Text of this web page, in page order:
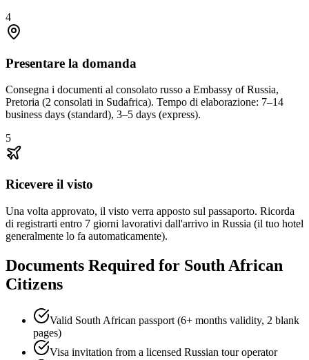
4
Presentare la domanda
Consegna i documenti al consolato russo a Embassy of Russia,
Pretoria (2 consolati in Sudafrica). Tempo di elaborazione: 7–14
business days (standard), 3–5 days (express).
5
Ricevere il visto
Una volta approvato, il visto verra apposto sul passaporto. Ricorda
di registrarti entro 7 giorni lavorativi dall'arrivo in Russia (il tuo hotel
generalmente lo fa automaticamente).
Documents Required for South African
Citizens
Valid South African passport (6+ months validity, 2 blank
pages)
Visa invitation from a licensed Russian tour operator